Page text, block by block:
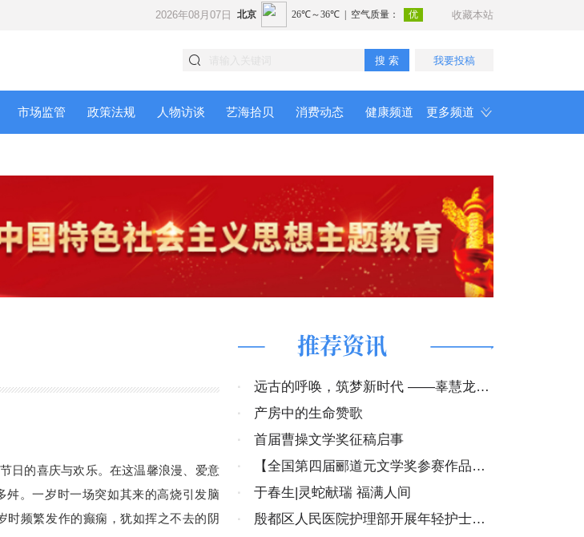
2026年08月07日 收藏本站
搜 索 我要投稿
市场监管 政策法规 人物访谈 艺海拾贝 消费动态 健康频道 更多频道
推荐资讯
·
远古的呼唤，筑梦新时代 ——辜慧龙书
法作品展在广州市青年文化宫隆重开幕
·
产房中的生命赞歌
·
首届曹操文学奖征稿启事
·
【全国第四届郦道元文学奖参赛作品选
登】山东于春生《运河千年润天堂》
·
于春生|灵蛇献瑞 福满人间
·
殷都区人民医院护理部开展年轻护士长
日的喜庆与欢乐。在这温馨浪漫、爱意
舛。一岁时一场突如其来的高烧引发脑
时频繁发作的癫痫，犹如挥之不去的阴